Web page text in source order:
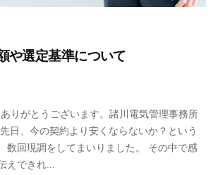
や選定基準について
りがとうございます。諸川電気管理事務所
日、今の契約より安くならないか？という
数回現調をしてまいりました。 その中で感
えできれ...